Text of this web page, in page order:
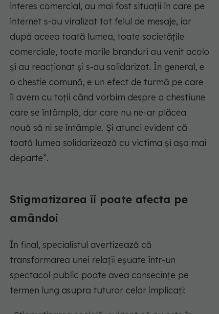
interes comercial, au mai fost situații în care pe
internet s-au viralizat tot felul de mesaje, iar
după aceea toată lumea, toate societățile
comerciale, toate marile branduri au venit acolo
și au reacționat și s-au solidarizat. În general, e
o chestie comună, e un efect de turmă pe care
îl avem cu toții când vorbim despre o chestiune
care se întâmplă, dar care nu ne-ar plăcea
nouă să ni se întâmple. Și atunci evident că
toată lumea solidarizează cu victima și așa mai
departe”.
Stigmatizarea îi poate afecta pe
amândoi
În final, specialistul avertizează că
transformarea unei relații eșuate într-un
spectacol public poate avea consecințe pe
termen lung asupra tuturor celor implicați: